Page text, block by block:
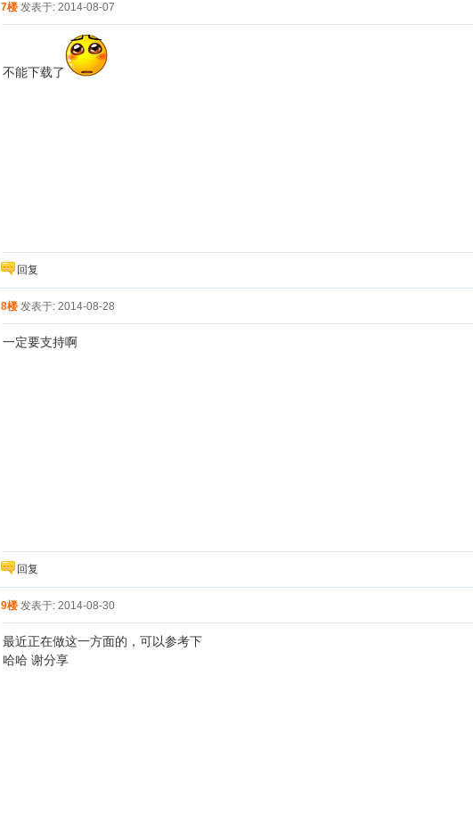
7楼 发表于: 2014-08-07
不能下载了
回复
8楼 发表于: 2014-08-28
一定要支持啊
回复
9楼 发表于: 2014-08-30
最近正在做这一方面的，可以参考下
哈哈 谢分享